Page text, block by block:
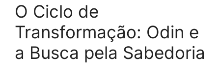
O Ciclo de
Transformação: Odin e
a Busca pela Sabedoria